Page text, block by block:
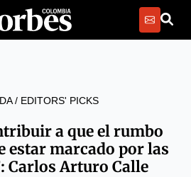
/ EDITORS' PICKS
a que el rumbo
estar marcado por las
Carlos Arturo Calle